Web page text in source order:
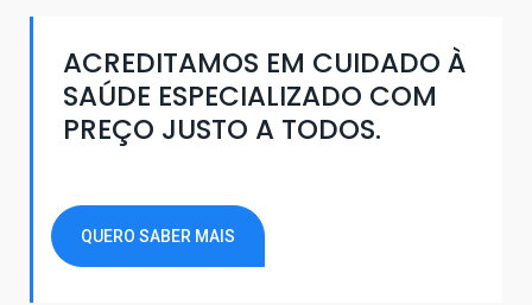
ACREDITAMOS EM CUIDADO À
SAÚDE ESPECIALIZADO COM
PREÇO JUSTO A TODOS.
QUERO SABER MAIS